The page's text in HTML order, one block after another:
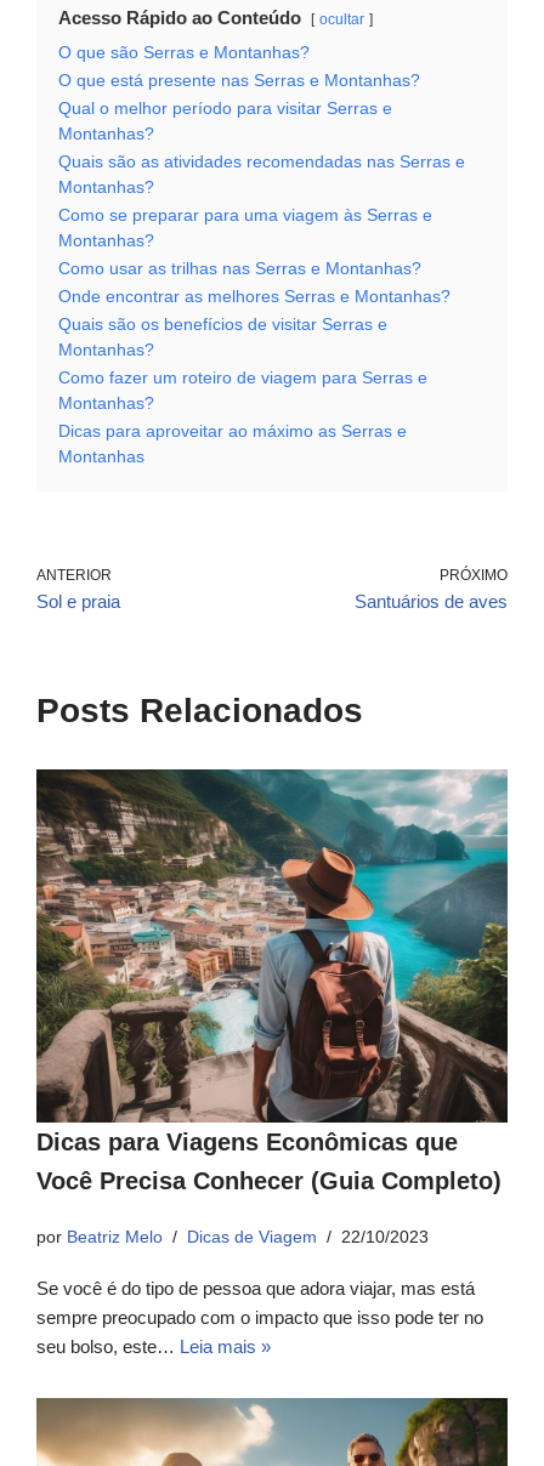
Acesso Rápido ao Conteúdo ocultar
O que são Serras e Montanhas?
O que está presente nas Serras e Montanhas?
Qual o melhor período para visitar Serras e
Montanhas?
Quais são as atividades recomendadas nas Serras e
Montanhas?
Como se preparar para uma viagem às Serras e
Montanhas?
Como usar as trilhas nas Serras e Montanhas?
Onde encontrar as melhores Serras e Montanhas?
Quais são os benefícios de visitar Serras e
Montanhas?
Como fazer um roteiro de viagem para Serras e
Montanhas?
Dicas para aproveitar ao máximo as Serras e
Montanhas
ANTERIOR
Sol e praia
PRÓXIMO
Santuários de aves
Posts Relacionados
Dicas para Viagens Econômicas que
Você Precisa Conhecer (Guia Completo)
por Beatriz Melo Dicas de Viagem 22/10/2023
Se você é do tipo de pessoa que adora viajar, mas está
sempre preocupado com o impacto que isso pode ter no
seu bolso, este… Leia mais »